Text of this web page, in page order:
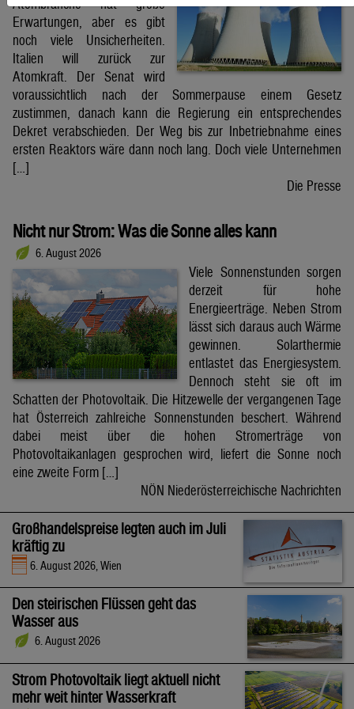
Atombranche hat große
Erwartungen, aber es gibt
noch viele Unsicherheiten.
Italien will zurück zur
Atomkraft. Der Senat wird
voraussichtlich nach der Sommerpause einem Gesetz
zustimmen, danach kann die Regierung ein entsprechendes
Dekret verabschieden. Der Weg bis zur Inbetriebnahme eines
ersten Reaktors wäre dann noch lang. Doch viele Unternehmen
[…]
Die Presse
Nicht nur Strom: Was die Sonne alles kann
6. August 2026
Viele Sonnenstunden sorgen
derzeit für hohe
Energieerträge. Neben Strom
lässt sich daraus auch Wärme
gewinnen. Solarthermie
entlastet das Energiesystem.
Dennoch steht sie oft im
Schatten der Photovoltaik. Die Hitzewelle der vergangenen Tage
hat Österreich zahlreiche Sonnenstunden beschert. Während
dabei meist über die hohen Stromerträge von
Photovoltaikanlagen gesprochen wird, liefert die Sonne noch
eine zweite Form […]
NÖN Niederösterreichische Nachrichten
Großhandelspreise legten auch im Juli
kräftig zu
6. August 2026, Wien
Den steirischen Flüssen geht das
Wasser aus
6. August 2026
Strom Photovoltaik liegt aktuell nicht
mehr weit hinter Wasserkraft